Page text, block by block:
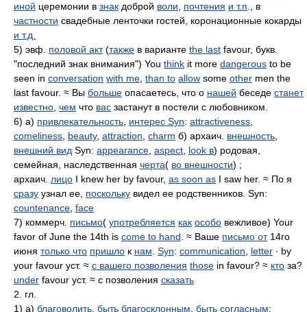
иной церемонии в знак доброй воли почтения и т.п ., в
частности свадебные ленточки гостей, коронационные кокарды
и т.д.
5) эвф. половой акт(также в варианте the last favour, букв.
"последний знак внимания") You think it more dangerous to be
seen in conversation with me than to allow some other men the
last favour. ≈ Вы больше опасаетесь, что о нашей беседе станет
известно чем что вас застанут в постели с любовником.
6) а) привлекательность интерес Syn: attractiveness
comeliness beauty, attraction charm б) архаич. внешность
внешний вид Syn: appearance aspect look в) родовая,
семейная, наследственная черта( во внешности) ;
архаич. лицо I knew her by favour, as soon as I saw her. ≈ По я
сразу узнал ее, поскольку видел ее родственников. Syn:
countenance face
7) коммерч. письмо( употребляется как особо вежливое) Your
favor of June the 14th is come to hand . ≈ Ваше письмо от14го
июня только что пришло к нам Syn: communication letter ∙ by
your favour уст. ≈ с вашего позволения those in favour? ≈ кто за?
under favour уст. ≈ с позволения сказать
2. гл.
1) а) благоволить быть благосклонным быть согласным;